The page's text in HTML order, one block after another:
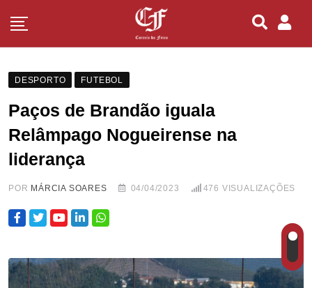
DESPORTO FUTEBOL
Paços de Brandão iguala
Relâmpago Nogueirense na
liderança
POR MÁRCIA SOARES 04/04/2023 476 VISUALIZAÇÕES